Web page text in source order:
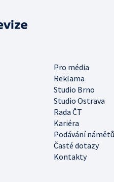
Pro média
Reklama
Studio Brno
Studio Ostrava
Rada ČT
Kariéra
Podávání námětů
Časté dotazy
Kontakty